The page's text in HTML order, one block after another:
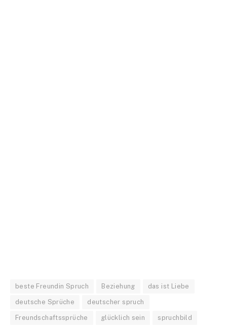
beste Freundin Spruch Beziehung das ist Liebe
deutsche Sprüche deutscher spruch
Freundschaftssprüche glücklich sein spruchbild